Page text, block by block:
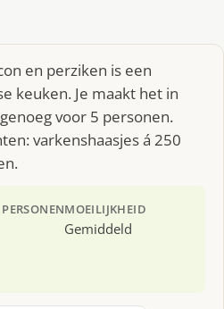
en perziken is een
keuken. Je maakt het in
voor 5 personen.
varkenshaasjes á 250
MOEILIJKHEID
Gemiddeld